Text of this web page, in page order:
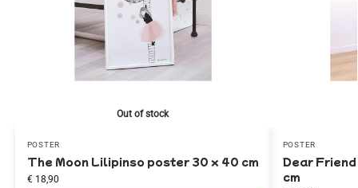
Out of stock
POSTER
The Moon Lilipinso poster 30 x 40 cm
€18,90
POSTER
Dear
cm